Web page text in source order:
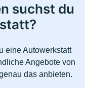
suchst du
eine Autowerkstatt
Angebote von
das anbieten.